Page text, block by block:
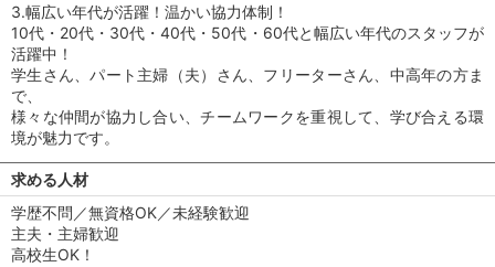
3.幅広い年代が活躍！温かい協力体制！
10代・20代・30代・40代・50代・60代と幅広い年代のスタッフが
活躍中！
学生さん、パート主婦（夫）さん、フリーターさん、中高年の方ま
で、
様々な仲間が協力し合い、チームワークを重視して、学び合える環
境が魅力です。
求める人材
学歴不問／無資格OK／未経験歓迎
主夫・主婦歓迎
高校生OK！